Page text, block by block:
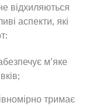
відхиляються
аспекти, які
м’яке
тримає